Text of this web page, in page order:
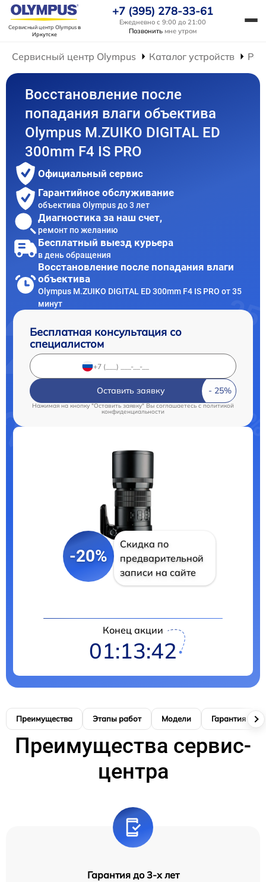
Сервисный центр Olympusв
Иркутске
+7 (395) 278-33-61
Ежедневно с 9:00 до 21:00
Позвонить мне утром
Сервисный центр Olympus Каталог устройств
Восстановление после
попадания влаги объектива
Olympus M.ZUIKO DIGITAL ED
300mm F4 IS PRO
Официальный сервис
Гарантийное обслуживание
объектива Olympus до 3 лет
Диагностика за наш счет,
ремонт по желанию
Бесплатный выезд курьера
в день обращения
Восстановление после попадания влаги
объектива
Olympus M.ZUIKO DIGITAL ED 300mm F4 IS PRO от 35
минут
Бесплатная консультация со
специалистом
Оставить заявку
Нажимая на кнопку "Оставить заявку" Вы соглашаетесь c политикой
конфиденциальности
-20%
Скидка по
предварительной
записи на сайте
Конец акции
01:13:42
Преимущества Этапы работ Модели Гарантия
Преимущества сервис-
центра
Гарантия до 3-х лет